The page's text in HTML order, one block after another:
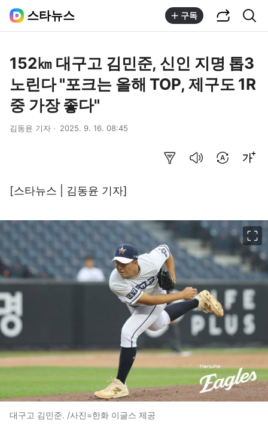
스타뉴스 구독
152㎞ 대구고 김민준, 신인 지명 톱3
노린다 "포크는 올해 TOP, 제구도 1R
중 가장 좋다"
김동윤 기자 2025. 9. 16. 08:45
[스타뉴스 | 김동윤 기자]
대구고 김민준. /사진=한화 이글스 제공